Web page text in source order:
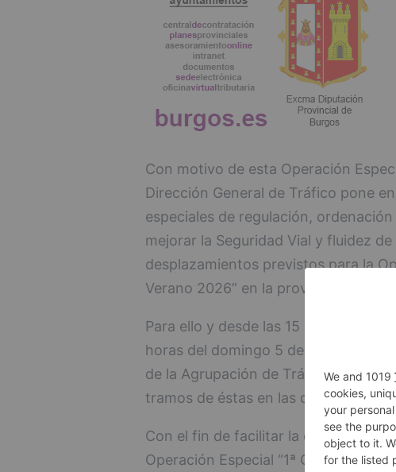
Con motivo de esta Operación
Dirección General de Tráfico pone
especiales de regulación,
mejorar la Seguridad Vial y fluidez
desplazamientos previstos para la
Verano 2026” en la provincia de
Para ello y desde las 15 horas de
horas del domingo 5 de julio, se
de la Agrupación de Tráfico de la
tramos de éstas en las que se prevé
Con el fin de facilitar la circulación
Operación Especial “1ª Operación